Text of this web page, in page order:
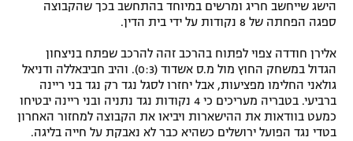
רשיון להקרנה פומבית לבית עסק
הצטרפות לחבילת הערוצים
לוח דרושים – ג'ובנט
תגיות
הישג שייחשב חריג ומרשים במיוחד בהתחשב בכך שהקבוצה
ספגה הפחתה של 8 נקודות על ידי בית הדין.
אלירן חודדה צפוי לפתוח בהרכב זהה להרכב שפתח בניצחון
הגדול במשחק החוץ מול מ.ס אשדוד (0:3). והיב חביבאללה ודניאל
גולאני החלימו מפציעות, אבל יחזרו לסגל נגד רק נגד בני ריינה
ברביעי. בטבריה מעריכים כי 4 נקודות נגד נתניה ובני ריינה יבטיחו
כמעט בוודאות את ההישארות ויביאו את הקבוצה למחזור האחרון
בטדי נגד הפועל ירושלים כשהיא כבר לא נאבקת על חייה בליגה.